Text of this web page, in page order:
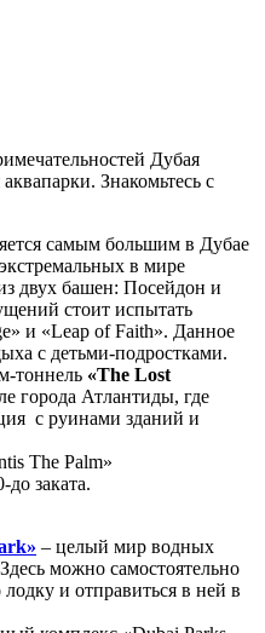
Дубая
Знакомьтесь с
самым большим в Дубае
в мире
двух башен: Посейдон и
стоит испытать
и «Leap of Faith». Данное
с детьми-подростками.
тоннель «The Lost
города Атлантиды, где
с руинами зданий и
The Palm»
заката.
– целый мир водных
можно самостоятельно
и отправиться в ней в